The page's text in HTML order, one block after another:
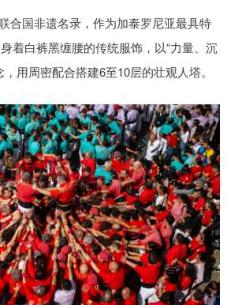
合国非遗名录，作为加泰罗尼亚最具特
着白裤黑缠腰的传统服饰，以“力量、沉
用周密配合搭建6至10层的壮观人塔。